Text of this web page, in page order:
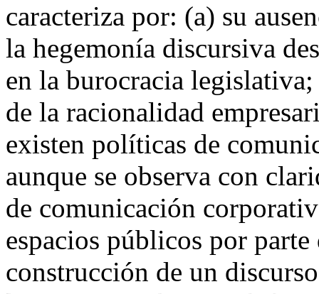
caracteriza por: (a) su
la hegemonía discursiva
en la burocracia
de la racionalidad
existen políticas de
aunque se observa con
de comunicación
espacios públicos por
construcción de un